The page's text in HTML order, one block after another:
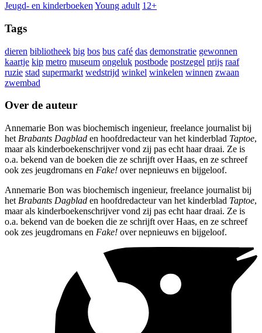
Jeugd- en kinderboeken Young adult 12+
Tags
dieren bibliotheek big bos bus café das demonstratie gewonnen
kaartje kip metro museum ongeluk postbode postzegel prijs raaf
ruzie stad supermarkt wedstrijd winkel winkelen winnen zwaan
zwembad
Over de auteur
Annemarie Bon was biochemisch ingenieur, freelance journalist bij
het Brabants Dagblad en hoofdredacteur van het kinderblad Taptoe,
maar als kinderboekenschrijver vond zij pas echt haar draai. Ze is
o.a. bekend van de boeken die ze schrijft over Haas, en ze schreef
ook zes jeugdromans en Fake! over nepnieuws en bijgeloof.
Annemarie Bon was biochemisch ingenieur, freelance journalist bij
het Brabants Dagblad en hoofdredacteur van het kinderblad Taptoe,
maar als kinderboekenschrijver vond zij pas echt haar draai. Ze is
o.a. bekend van de boeken die ze schrijft over Haas, en ze schreef
ook zes jeugdromans en Fake! over nepnieuws en bijgeloof.